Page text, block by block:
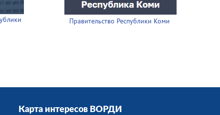
Правительство Республики Коми
Карта интересов ВОРДИ